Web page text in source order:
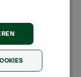
van
onderzoek